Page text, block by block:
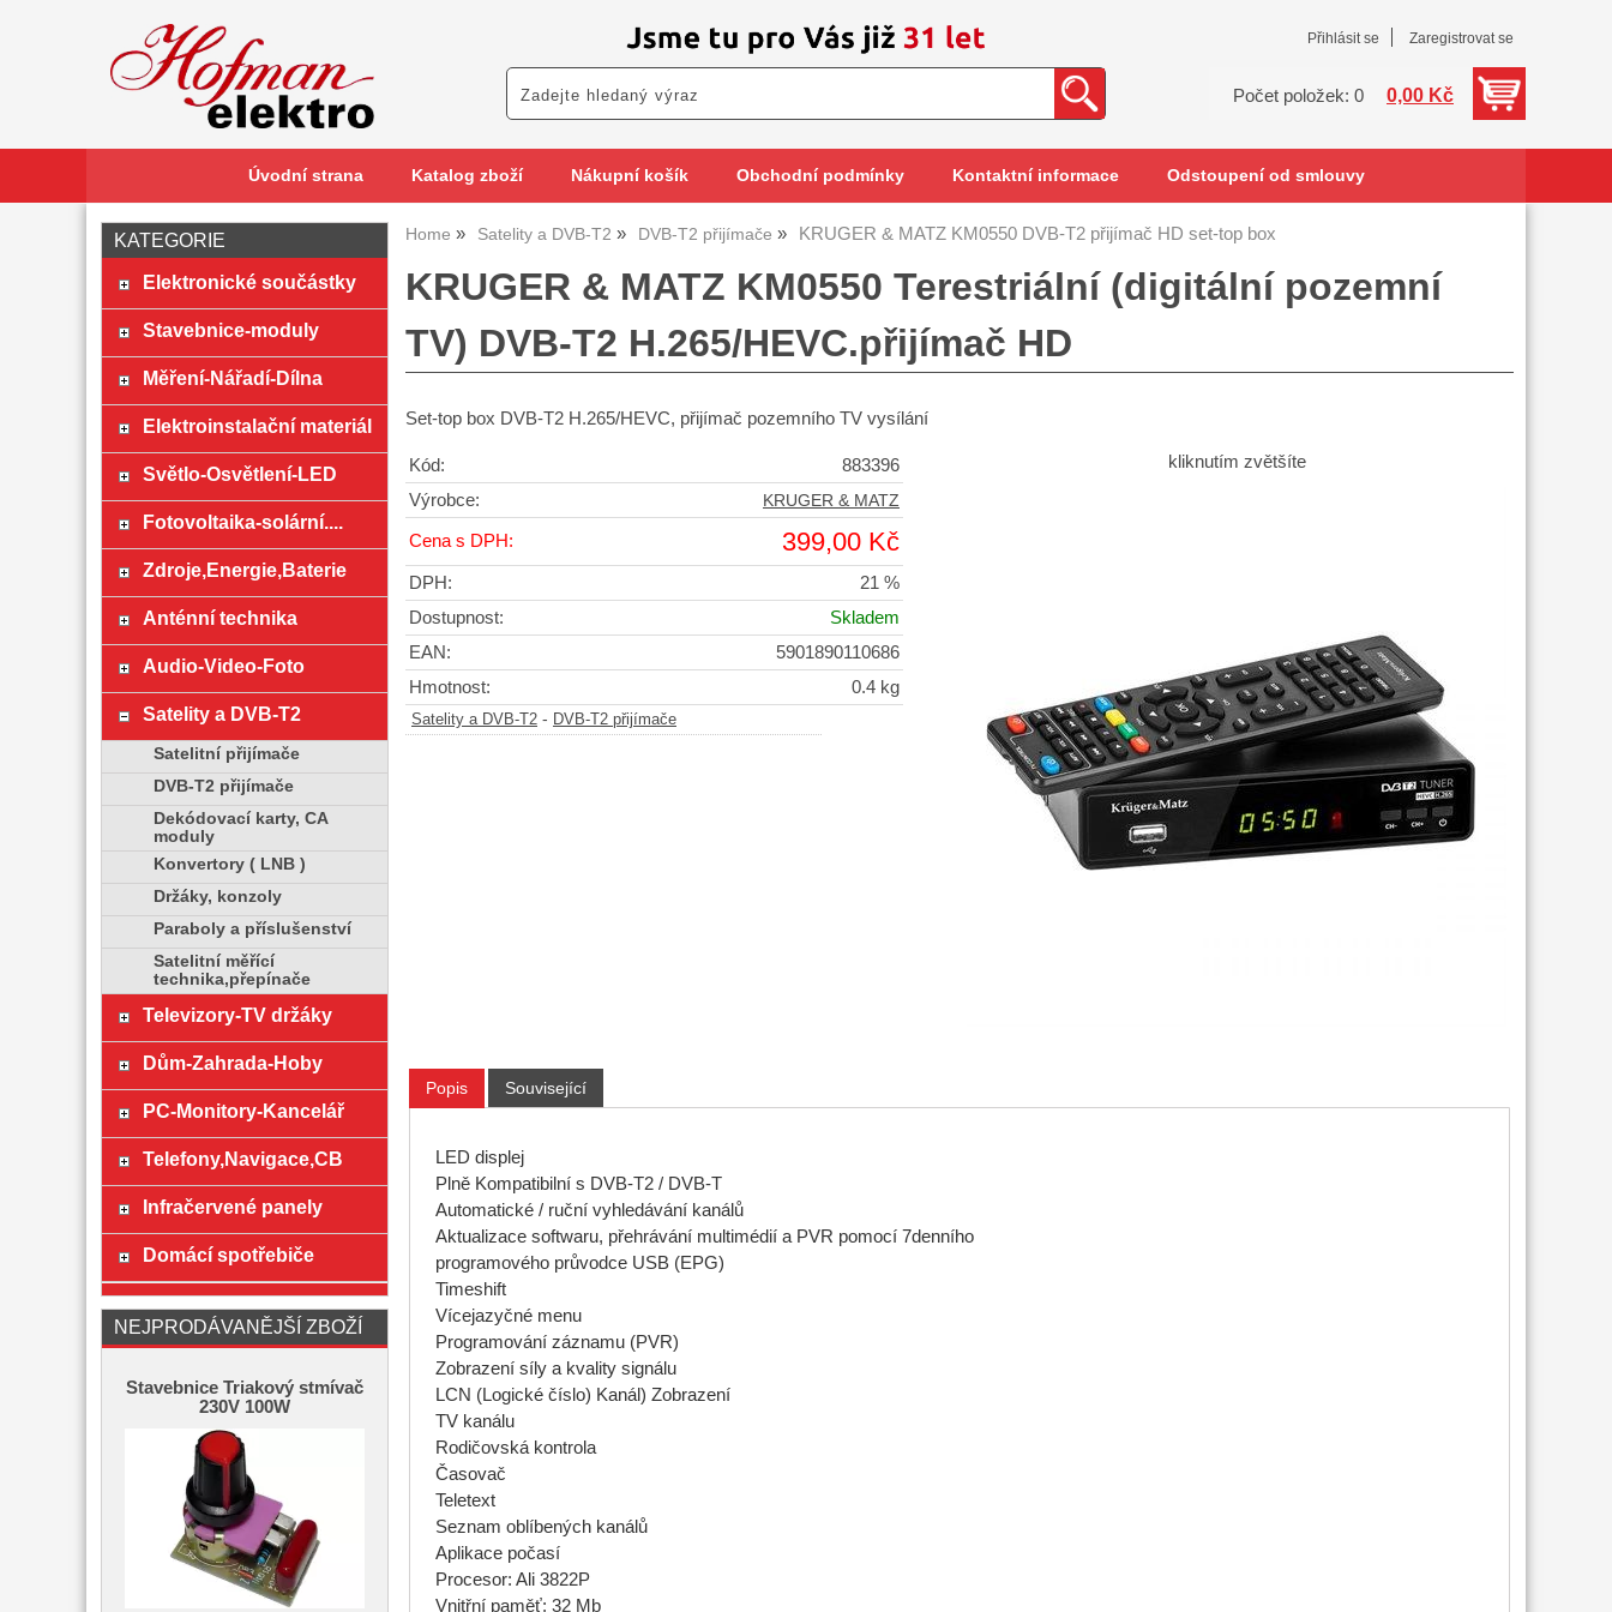
Přihlásit se Zaregistrovat se
Počet položek: 0 0,00 Kč
Úvodní strana Katalog zboží Nákupní košík Obchodní podmínky Kontaktní informace Odstoupení od smlouvy
Home Satelity a DVB-T2 DVB-T2 přijímače KRUGER & MATZ KM0550 DVB-T2 přijímač HD set-top box
KRUGER & MATZ KM0550 Terestriální (digitální pozemní
TV) DVB-T2 H.265/HEVC.přijímač HD
Set-top box DVB-T2 H.265/HEVC, přijímač pozemního TV vysílání
kliknutím zvětšíte
Kód:
883396
Výrobce:
KRUGER & MATZ
Cena s DPH: 399,00 Kč
DPH:
21 %
Dostupnost:
Skladem
EAN:
5901890110686
Hmotnost:
0.4 kg
Satelity a DVB-T2 - DVB-T2 přijímače
Popis Související
LED displej
Plně Kompatibilní s DVB-T2 / DVB-T
Automatické / ruční vyhledávání kanálů
Aktualizace softwaru, přehrávání multimédií a PVR pomocí 7denního
programového průvodce USB (EPG)
Timeshift
Vícejazyčné menu
Programování záznamu (PVR)
Zobrazení síly a kvality signálu
LCN (Logické číslo) Kanál) Zobrazení
TV kanálu
Rodičovská kontrola
Časovač
Teletext
Seznam oblíbených kanálů
Aplikace počasí
Procesor: Ali 3822P
Vnitřní paměť: 32 Mb
KATEGORIE
Elektronické součástky
Stavebnice-moduly
Měření-Nářadí-Dílna
Elektroinstalační materiál
Světlo-Osvětlení-LED
Fotovoltaika-solární....
Zdroje,Energie,Baterie
Anténní technika
Audio-Video-Foto
Satelity a DVB-T2
Satelitní přijímače
DVB-T2 přijímače
Dekódovací karty, CA
moduly
Konvertory ( LNB )
Držáky, konzoly
Paraboly a příslušenství
Satelitní měřící
technika,přepínače
Televizory-TV držáky
Dům-Zahrada-Hoby
PC-Monitory-Kancelář
Telefony,Navigace,CB
Infračervené panely
Domácí spotřebiče
NEJPRODÁVANĚJŠÍ ZBOŽÍ
Stavebnice Triakový stmívač
230V 100W